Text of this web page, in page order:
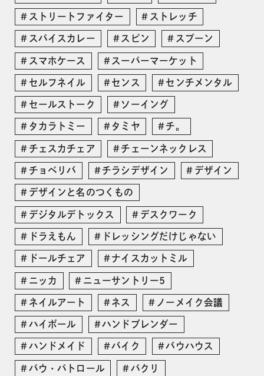
ストリートファイター ストレッチ
スパイスカレー スピン スプーン
スマホケース スーパーマーケット
セルフネイル センス センチメンタル
セールストーク ソーイング
タカラトミー タミヤ チ。
チェスカチェア チェーンネックレス
チョベリバ チラシデザイン デザイン
デザインと名のつくもの
デジタルデトックス デスクワーク
ドラえもん ドレッシングだけじゃない
ドールチェア ナイスカットミル
ニッカ ニューサントリー5
ネイルアート ネス ノーメイク会議
ハイボール ハンドブレンダー
ハンドメイド バイク バウハウス
パウ・パトロール パクリ